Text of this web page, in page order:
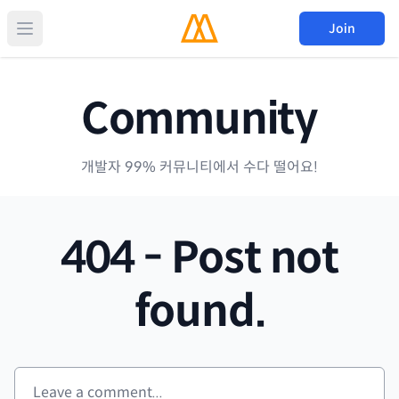
Join
Community
개발자 99% 커뮤니티에서 수다 떨어요!
404 - Post not
found.